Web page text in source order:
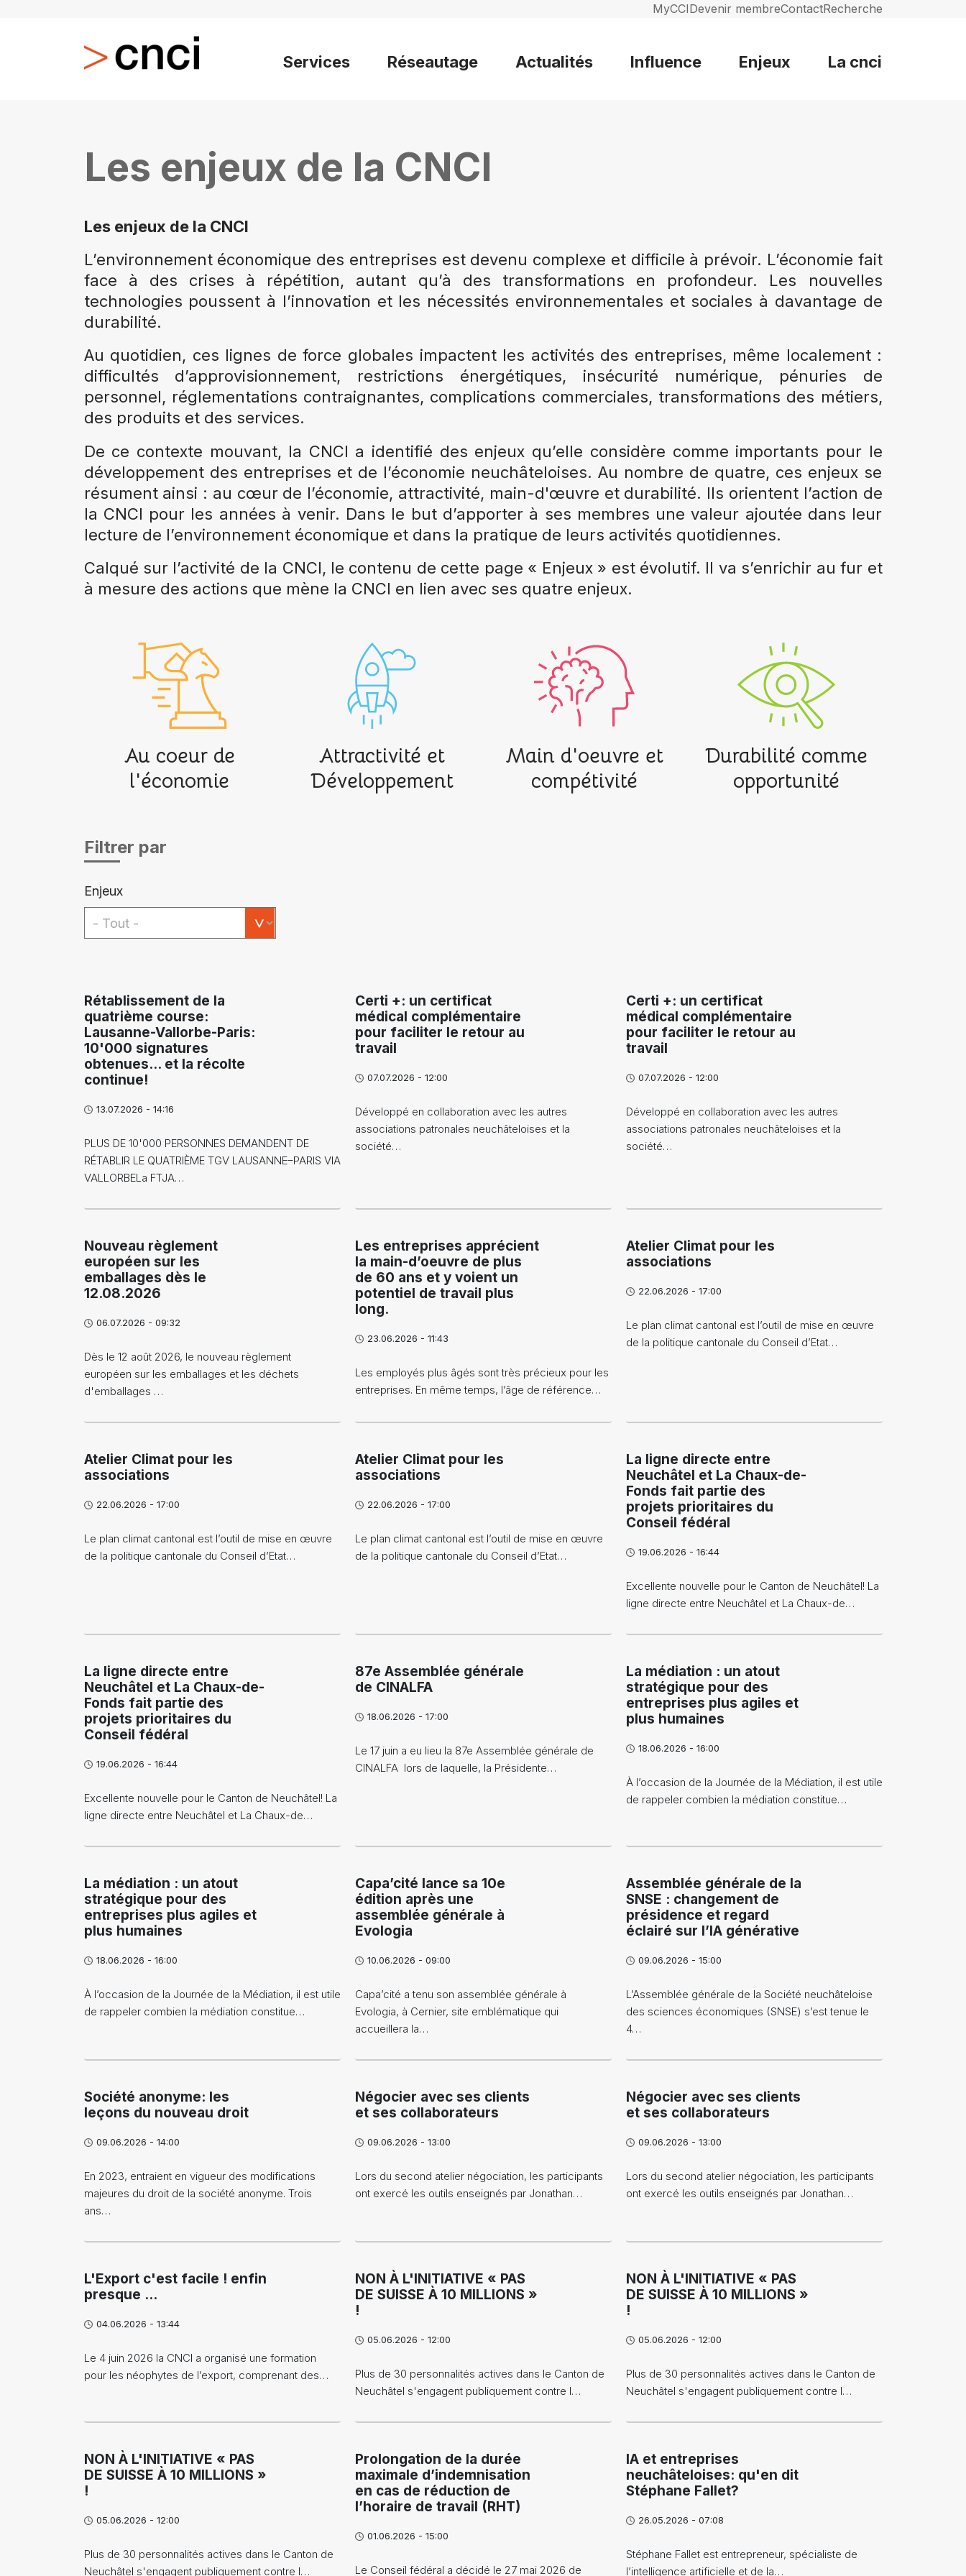
MyCCIDevenir membreContactRecherche
Services Réseautage Actualités Influence Enjeux La cnci
Les enjeux de la CNCI
Les enjeux de la CNCI
L’environnement économique des entreprises est devenu complexe et difficile à prévoir. L’économie fait
face à des crises à répétition, autant qu’à des transformations en profondeur. Les nouvelles
technologies poussent à l’innovation et les nécessités environnementales et sociales à davantage de
durabilité.
Au quotidien, ces lignes de force globales impactent les activités des entreprises, même localement :
difficultés d’approvisionnement, restrictions énergétiques, insécurité numérique, pénuries de
personnel, réglementations contraignantes, complications commerciales, transformations des métiers,
des produits et des services.
De ce contexte mouvant, la CNCI a identifié des enjeux qu’elle considère comme importants pour le
développement des entreprises et de l’économie neuchâteloises. Au nombre de quatre, ces enjeux se
résument ainsi : au cœur de l’économie, attractivité, main-d'œuvre et durabilité. Ils orientent l’action de
la CNCI pour les années à venir. Dans le but d’apporter à ses membres une valeur ajoutée dans leur
lecture de l’environnement économique et dans la pratique de leurs activités quotidiennes.
Calqué sur l’activité de la CNCI, le contenu de cette page « Enjeux » est évolutif. Il va s’enrichir au fur et
à mesure des actions que mène la CNCI en lien avec ses quatre enjeux.
Au coeur de
l'économie
Attractivité et
Développement
Main d'oeuvre et
compétivité
Durabilité comme
opportunité
Filtrer par
Enjeux
Rétablissement de la
quatrième course:
Lausanne-Vallorbe-Paris:
10'000 signatures
obtenues... et la récolte
continue!
13.07.2026 - 14:16
PLUS DE 10'000 PERSONNES DEMANDENT DE
RÉTABLIR LE QUATRIÈME TGV LAUSANNE–PARIS VIA
VALLORBELa FTJA…
Certi +: un certificat
médical complémentaire
pour faciliter le retour au
travail
07.07.2026 - 12:00
Développé en collaboration avec les autres
associations patronales neuchâteloises et la
société…
Certi +: un certificat
médical complémentaire
pour faciliter le retour au
travail
07.07.2026 - 12:00
Développé en collaboration avec les autres
associations patronales neuchâteloises et la
société…
Nouveau règlement
européen sur les
emballages dès le
12.08.2026
06.07.2026 - 09:32
Dès le 12 août 2026, le nouveau règlement
européen sur les emballages et les déchets
d'emballages …
Les entreprises apprécient
la main-d’oeuvre de plus
de 60 ans et y voient un
potentiel de travail plus
long.
23.06.2026 - 11:43
Les employés plus âgés sont très précieux pour les
entreprises. En même temps, l’âge de référence…
Atelier Climat pour les
associations
22.06.2026 - 17:00
Le plan climat cantonal est l’outil de mise en œuvre
de la politique cantonale du Conseil d’Etat…
Atelier Climat pour les
associations
22.06.2026 - 17:00
Le plan climat cantonal est l’outil de mise en œuvre
de la politique cantonale du Conseil d’Etat…
Atelier Climat pour les
associations
22.06.2026 - 17:00
Le plan climat cantonal est l’outil de mise en œuvre
de la politique cantonale du Conseil d’Etat…
La ligne directe entre
Neuchâtel et La Chaux-de-
Fonds fait partie des
projets prioritaires du
Conseil fédéral
19.06.2026 - 16:44
Excellente nouvelle pour le Canton de Neuchâtel! La
ligne directe entre Neuchâtel et La Chaux-de…
La ligne directe entre
Neuchâtel et La Chaux-de-
Fonds fait partie des
projets prioritaires du
Conseil fédéral
19.06.2026 - 16:44
Excellente nouvelle pour le Canton de Neuchâtel! La
ligne directe entre Neuchâtel et La Chaux-de…
87e Assemblée générale
de CINALFA
18.06.2026 - 17:00
Le 17 juin a eu lieu la 87e Assemblée générale de
CINALFA lors de laquelle, la Présidente…
La médiation : un atout
stratégique pour des
entreprises plus agiles et
plus humaines
18.06.2026 - 16:00
À l’occasion de la Journée de la Médiation, il est utile
de rappeler combien la médiation constitue…
La médiation : un atout
stratégique pour des
entreprises plus agiles et
plus humaines
18.06.2026 - 16:00
À l’occasion de la Journée de la Médiation, il est utile
de rappeler combien la médiation constitue…
Capa’cité lance sa 10e
édition après une
assemblée générale à
Evologia
10.06.2026 - 09:00
Capa’cité a tenu son assemblée générale à
Evologia, à Cernier, site emblématique qui
accueillera la…
Assemblée générale de la
SNSE : changement de
présidence et regard
éclairé sur l’IA générative
09.06.2026 - 15:00
L’Assemblée générale de la Société neuchâteloise
des sciences économiques (SNSE) s’est tenue le
4…
Société anonyme: les
leçons du nouveau droit
09.06.2026 - 14:00
En 2023, entraient en vigueur des modifications
majeures du droit de la société anonyme. Trois
ans…
Négocier avec ses clients
et ses collaborateurs
09.06.2026 - 13:00
Lors du second atelier négociation, les participants
ont exercé les outils enseignés par Jonathan…
Négocier avec ses clients
et ses collaborateurs
09.06.2026 - 13:00
Lors du second atelier négociation, les participants
ont exercé les outils enseignés par Jonathan…
L'Export c'est facile ! enfin
presque ...
04.06.2026 - 13:44
Le 4 juin 2026 la CNCI a organisé une formation
pour les néophytes de l’export, comprenant des…
NON À L'INITIATIVE « PAS
DE SUISSE À 10 MILLIONS »
!
05.06.2026 - 12:00
Plus de 30 personnalités actives dans le Canton de
Neuchâtel s'engagent publiquement contre l…
NON À L'INITIATIVE « PAS
DE SUISSE À 10 MILLIONS »
!
05.06.2026 - 12:00
Plus de 30 personnalités actives dans le Canton de
Neuchâtel s'engagent publiquement contre l…
NON À L'INITIATIVE « PAS
DE SUISSE À 10 MILLIONS »
!
05.06.2026 - 12:00
Plus de 30 personnalités actives dans le Canton de
Neuchâtel s'engagent publiquement contre l…
Prolongation de la durée
maximale d’indemnisation
en cas de réduction de
l’horaire de travail (RHT)
01.06.2026 - 15:00
Le Conseil fédéral a décidé le 27 mai 2026 de
IA et entreprises
neuchâteloises: qu'en dit
Stéphane Fallet?
26.05.2026 - 07:08
Stéphane Fallet est entrepreneur, spécialiste de
l’intelligence artificielle et de la…